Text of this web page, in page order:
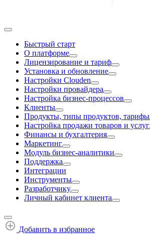
Быстрый старт
О платформе
Лицензирование и тариф
Установка и обновление
Настройки Clouden
Настройки провайдера
Настройка бизнес-процессов
Клиенты
Продукты, типы продуктов, тарифы
Настройка продажи товаров и услуг
Финансы и бухгалтерия
Маркетинг
Модуль бизнес-аналитики
Поддержка
Интеграции
Инструменты
Разработчику
Личный кабинет клиента
Добавить в избранное